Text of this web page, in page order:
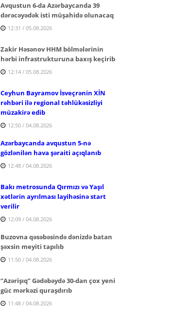
Avqustun 6-da Azərbaycanda 39
dərəcəyədək isti müşahidə olunacaq
12:31 / 05.08.2026
Zakir Həsənov HHM bölmələrinin
hərbi infrastrukturuna baxış keçirib
12:14 / 05.08.2026
Ceyhun Bayramov İsveçrənin XİN
rəhbəri ilə regional təhlükəsizliyi
müzakirə edib
12:50 / 04.08.2026
Azərbaycanda avqustun 5-nə
gözlənilən hava şəraiti açıqlanıb
12:48 / 04.08.2026
Bakı metrosunda Qırmızı və Yaşıl
xətlərin ayrılması layihəsinə start
verilir
12:09 / 04.08.2026
Buzovna qəsəbəsində dənizdə batan
şəxsin meyiti tapılıb
11:50 / 04.08.2026
“Azərişıq” Gədəbəydə 30-dan çox yeni
güc mərkəzi quraşdırıb
11:48 / 04.08.2026